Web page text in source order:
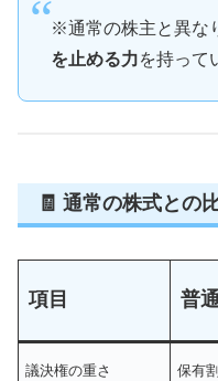
※通常の株主と異な
を止める力を持って
🧾 通常の株式との
項目 普
議決権の重さ 保有